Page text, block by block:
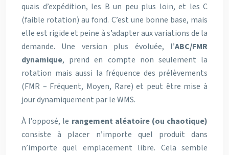
quais d’expédition, les B un peu plus loin, et les C
(faible rotation) au fond. C’est une bonne base, mais
elle est rigide et peine à s’adapter aux variations de la
demande. Une version plus évoluée, l’ABC/FMR
dynamique, prend en compte non seulement la
rotation mais aussi la fréquence des prélèvements
(FMR – Fréquent, Moyen, Rare) et peut être mise à
jour dynamiquement par le WMS.
À l’opposé, le rangement aléatoire (ou chaotique)
consiste à placer n’importe quel produit dans
n’importe quel emplacement libre. Cela semble